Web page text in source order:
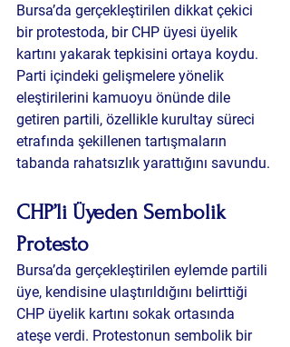
Bursa’da gerçekleştirilen dikkat çekici
bir protestoda, bir CHP üyesi üyelik
kartını yakarak tepkisini ortaya koydu.
Parti içindeki gelişmelere yönelik
eleştirilerini kamuoyu önünde dile
getiren partili, özellikle kurultay süreci
etrafında şekillenen tartışmaların
tabanda rahatsızlık yarattığını savundu.
CHP’li Üyeden Sembolik
Protesto
Bursa’da gerçekleştirilen eylemde partili
üye, kendisine ulaştırıldığını belirttiği
CHP üyelik kartını sokak ortasında
ateşe verdi. Protestonun sembolik bir